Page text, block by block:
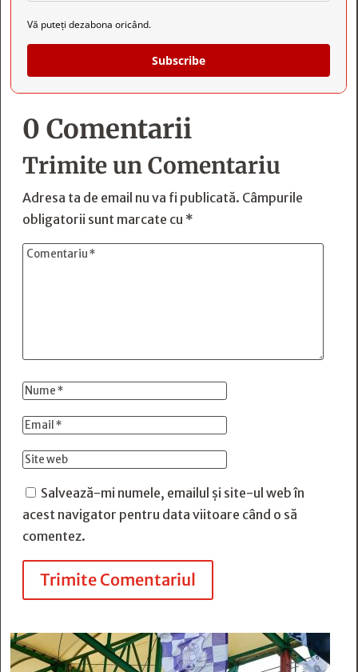
Vă puteți dezabona oricând.
Subscribe
0 Comentarii
Trimite un Comentariu
Adresa ta de email nu va fi publicată. Câmpurile
obligatorii sunt marcate cu *
Salvează-mi numele, emailul și site-ul web în
acest navigator pentru data viitoare când o să
comentez.
Trimite Comentariul